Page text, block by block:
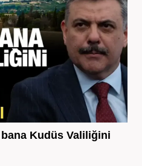
Kudüs Valiliğini